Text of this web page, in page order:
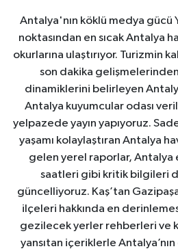
Antalya'nın köklü medya gücü
noktasından en sıcak Antalya
okurlarına ulaştırıyor. Turizmin
son dakika
dinamiklerini belirleyen
Antalya kuyumcular odası
yelpazede yayın yapıyoruz.
yaşamı kolaylaştıran Antalya
gelen yerel raporlar, Antalya
saatleri gibi kritik bilgileri
güncelliyoruz. Kaş’tan
ilçeleri hakkında en
gezilecek yerler rehberleri ve
yansıtan içeriklerle